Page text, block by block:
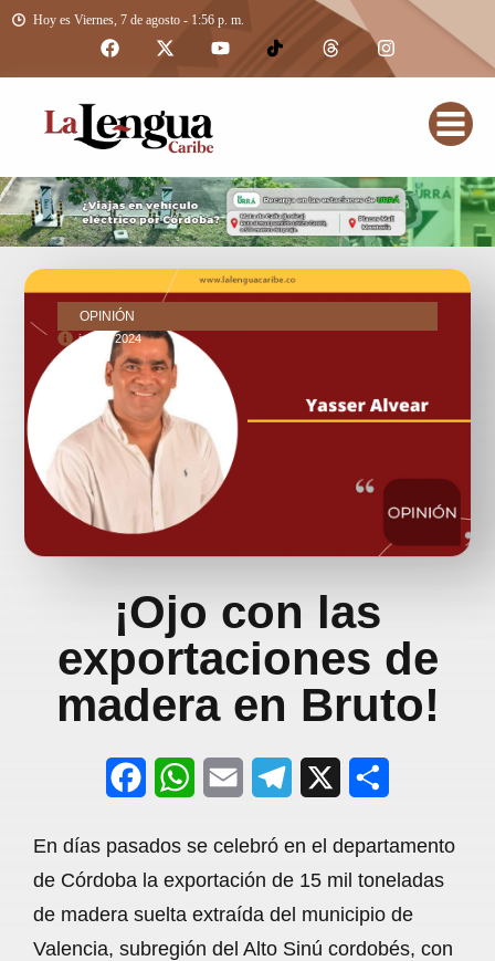
Hoy es Viernes, 7 de agosto - 1:56 p. m.
OPINIÓN
julio 8, 2024
¡Ojo con las
exportaciones de
madera en Bruto!
c
W
a a l a
e
En días pasados se celebró en el departamento
de Córdoba la exportación de 15 mil toneladas
de madera suelta extraída del municipio de
Valencia, subregión del Alto Sinú cordobés, con